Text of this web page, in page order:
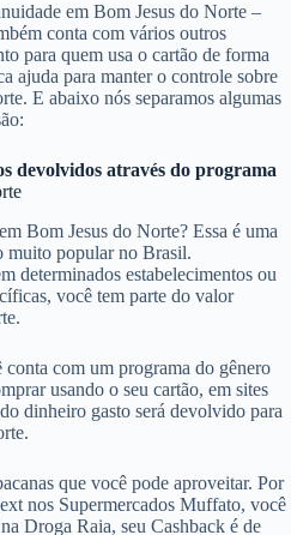
em Bom Jesus do Norte –
conta com vários outros
para quem usa o cartão de forma
ajuda para manter o controle sobre
E abaixo nós separamos algumas
devolvidos através do programa
Bom Jesus do Norte? Essa é uma
muito popular no Brasil.
determinados estabelecimentos ou
você tem parte do valor
com um programa do gênero
usando o seu cartão, em sites
dinheiro gasto será devolvido para
que você pode aproveitar. Por
nos Supermercados Muffato, você
Droga Raia, seu Cashback é de